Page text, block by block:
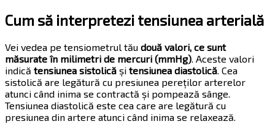
Cum să interpretezi tensiunea arterială
Vei vedea pe tensiometrul tău două valori, ce sunt
măsurate în milimetri de mercuri (mmHg). Aceste valori
indică tensiunea sistolică și tensiunea diastolică. Cea
sistolică are legătură cu presiunea pereților arterelor
atunci când inima se contractă și pompează sânge.
Tensiunea diastolică este cea care are legătură cu
presiunea din artere atunci când inima se relaxează.